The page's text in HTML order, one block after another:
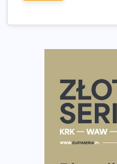
poradnik przed startem
Ile razy w tygodniu
często biegać, żeby
Już w ten weekend!
i Półmaraton
European Marathon